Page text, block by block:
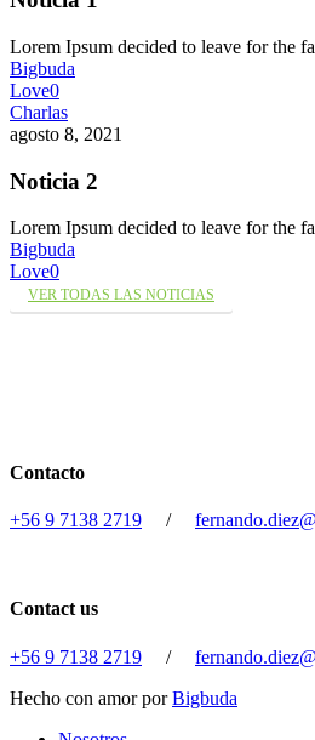
Lorem Ipsum decided to leave for the
Bigbuda
Love0
Charlas
agosto 8, 2021
Noticia 2
Lorem Ipsum decided to leave for the
Bigbuda
Love0
VER TODAS LAS NOTICIAS
Contacto
+56 9 7138 2719 /
Contact us
+56 9 7138 2719 /
Hecho con amor porBigbuda